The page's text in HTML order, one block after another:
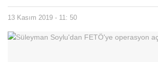
13 Kasım 2019 - 11: 50